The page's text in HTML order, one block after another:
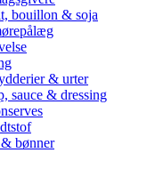
bouillon & soja
& urter
sauce & dressing
bønner